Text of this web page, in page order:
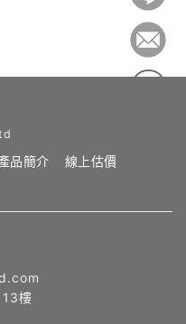
品簡介 線上估價
樓